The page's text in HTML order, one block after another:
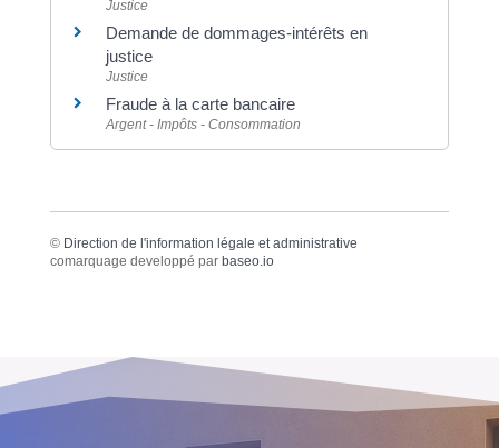
Justice
Demande de dommages-intérêts en
justice
Justice
Fraude à la carte bancaire
Argent - Impôts - Consommation
© Direction de l'information légale et administrative
comarquage developpé par baseo.io